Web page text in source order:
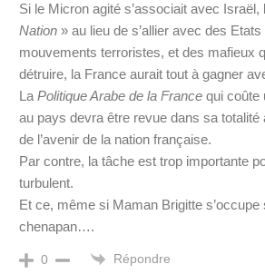
Si le Micron agité s’associait avec Israël,
Nation » au lieu de s’allier avec des
mouvements terroristes, et des mafieux
détruire, la France aurait tout à gagner
La Politique Arabe de la France qui coûte
au pays devra être revue dans sa totalité
de l’avenir de la nation française.
Par contre, la tâche est trop importante
turbulent.
Et ce, même si Maman Brigitte
chenapan….
0 Répondre